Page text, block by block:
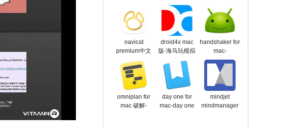
工作台mac版
下载 v9.7.0
v9.5.32
navicat
premium中文
破解版-navicat
premium for
mac下载
v16.0.14
droid4x mac
版-海马玩模拟
器mac版下载
v0.8.3beta
handshaker for
mac-
handshaker
mac版下载
v2.5.6
omniplan for
mac 破解-
day one for
mac-day one
mindjet
mindmanager